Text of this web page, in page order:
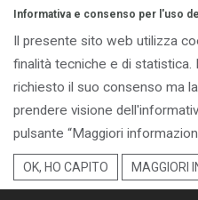
Informativa e consenso per l'uso
Il presente sito web utilizza
finalità tecniche e di statistica.
richiesto il suo consenso ma
prendere visione
pulsante “Maggiori
OK, HO CAPITO MAGGIORI